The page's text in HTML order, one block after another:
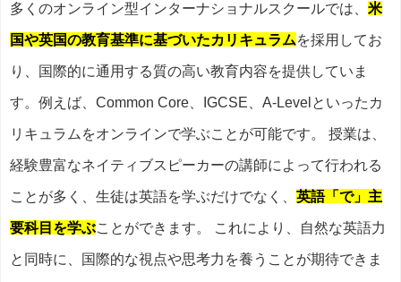
多くのオンライン型インターナショナルスクールでは、 米
国や英国の教育基準に基づいたカリキュラムを採用してお
り、国際的に通用する質の高い教育内容を提供していま
す。例えば、Common Core、IGCSE、A-Levelといったカ
リキュラムをオンラインで学ぶことが可能です。 授業は、
経験豊富なネイティブスピーカーの講師によって行われる
ことが多く、生徒は英語を学ぶだけでなく、 英語「で」主
要科目を学ぶことができます。 これにより、自然な英語力
と同時に、国際的な視点や思考力を養うことが期待できま